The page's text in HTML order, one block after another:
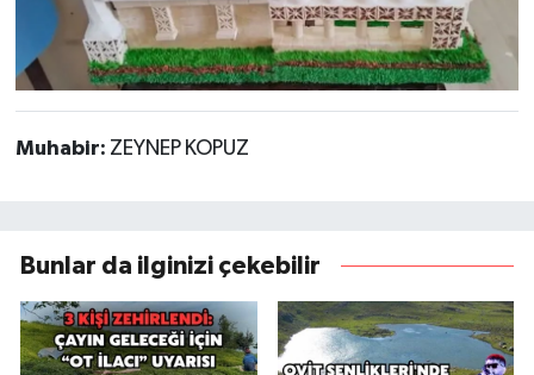
Muhabir: ZEYNEP KOPUZ
Bunlar da ilginizi çekebilir